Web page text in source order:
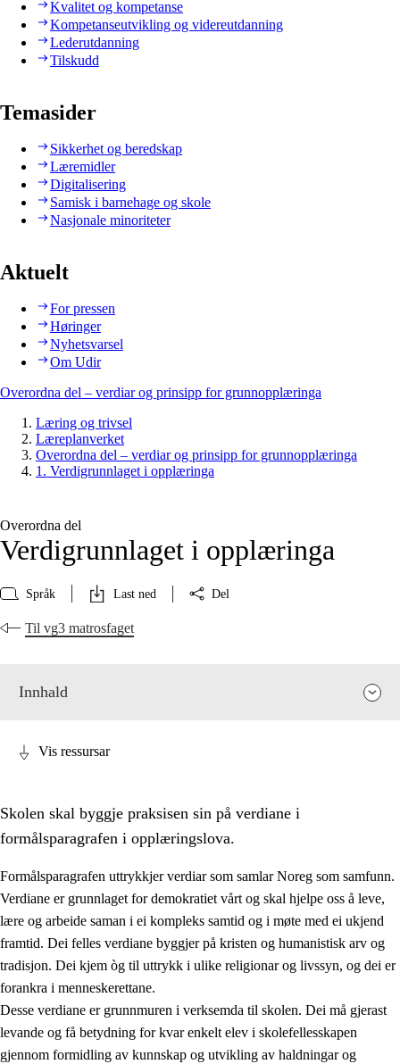
Kvalitet og kompetanse
Kompetanseutvikling og videreutdanning
Lederutdanning
Tilskudd
Temasider
Sikkerhet og beredskap
Læremidler
Digitalisering
Samisk i barnehage og skole
Nasjonale minoriteter
Aktuelt
For pressen
Høringer
Nyhetsvarsel
Om Udir
Overordna del – verdiar og prinsipp for grunnopplæringa
Læring og trivsel
Læreplanverket
Overordna del – verdiar og prinsipp for grunnopplæringa
1. Verdigrunnlaget i opplæringa
Overordna del
Verdigrunnlaget i opplæringa
Språk Last ned Del
Til vg3 matrosfaget
Innhald
1. Verdigrunnlaget i opplæringa
1.1 Menneskeverdet
1.2 Identitet og kulturelt mangfald
1.3 Kritisk tenking og etisk bevisstheit
Vis ressursar
Skolen skal byggje praksisen sin på verdiane i
formålsparagrafen i opplæringslova.
Formålsparagrafen uttrykkjer verdiar som samlar Noreg som samfunn.
Verdiane er grunnlaget for demokratiet vårt og skal hjelpe oss å leve,
lære og arbeide saman i ei kompleks samtid og i møte med ei ukjend
framtid. Dei felles verdiane byggjer på kristen og humanistisk arv og
tradisjon. Dei kjem òg til uttrykk i ulike religionar og livssyn, og dei er
forankra i menneskerettane.
Desse verdiane er grunnmuren i verksemda til skolen. Dei må gjerast
levande og få betydning for kvar enkelt elev i skolefellesskapen
gjennom formidling av kunnskap og utvikling av haldningar og